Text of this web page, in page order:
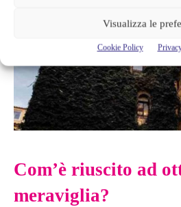
Visualizza le
Cookie Policy
Com’è riuscito ad
meraviglia?